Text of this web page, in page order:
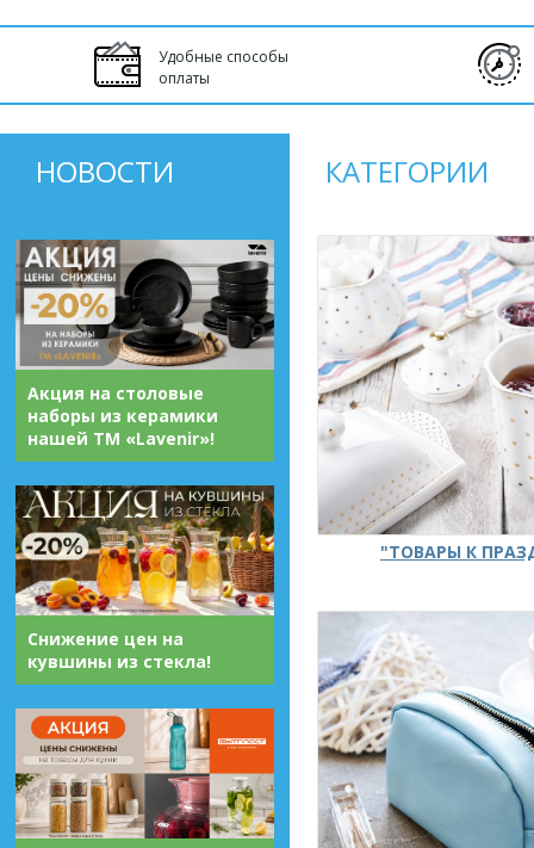
Удобные способы
оплаты
НОВОСТИ
Акция на столовые
наборы из керамики
нашей ТМ «Lavenir»!
Снижение цен на
кувшины из стекла!
КАТЕГОРИИ
"ТОВАРЫ К